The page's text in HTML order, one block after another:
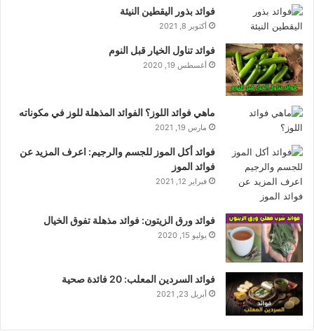
فوائد بذور اليقطين النيئة
أكتوبر 8, 2021
فوائد تناول الخيار قبل النوم
أغسطس 19, 2020
ماهي فوائد اللوز؟ الفوائد المذهلة للوز في مكوناته
مارس 19, 2021
فوائد أكل الموز للجسم والرجيم: اعرف المزيد عن
فوائد الموز
فبراير 12, 2021
فوائد ورق الزيتون: فوائد مذهلة تفوق الخيال
يوليو 15, 2020
فوائد السردين المعلب: 20 فائدة صحية
أبريل 23, 2021